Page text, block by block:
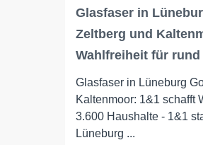
Glasfaser in
Zeltberg und
Wahlfreiheit für rund
Glasfaser in Lüneburg
Kaltenmoor: 1&1 schafft
3.600 Haushalte - 1&1
Lüneburg ...